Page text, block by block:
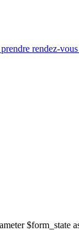
rendez-
$form_state